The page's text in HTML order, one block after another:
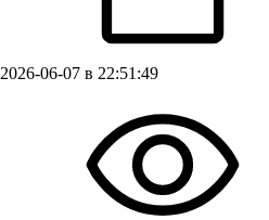
2026-06-07 в 22:51:49